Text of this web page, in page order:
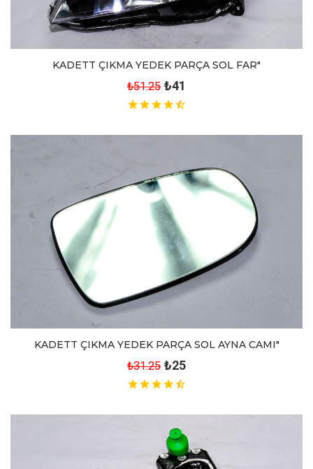
KADETT ÇIKMA YEDEK PARÇA SOL FAR"
₺51.25 ₺41
KADETT ÇIKMA YEDEK PARÇA SOL AYNA CAMI"
₺31.25 ₺25